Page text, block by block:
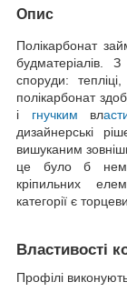
Опис
Полікарбонат
будматеріалів.
споруди:
полікарбонат
і гнучким вл
дизайнерські
вишуканим
це було б
кріпильних
категорії є
Властивості
Профілі